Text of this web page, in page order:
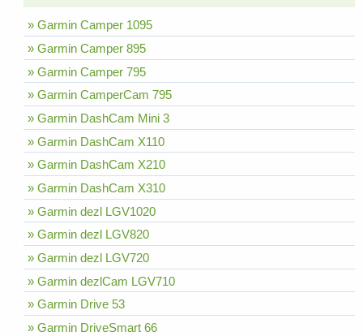
» Garmin Camper 1095
» Garmin Camper 895
» Garmin Camper 795
» Garmin CamperCam 795
» Garmin DashCam Mini 3
» Garmin DashCam X110
» Garmin DashCam X210
» Garmin DashCam X310
» Garmin dezl LGV1020
» Garmin dezl LGV820
» Garmin dezl LGV720
» Garmin dezlCam LGV710
» Garmin Drive 53
» Garmin DriveSmart 66